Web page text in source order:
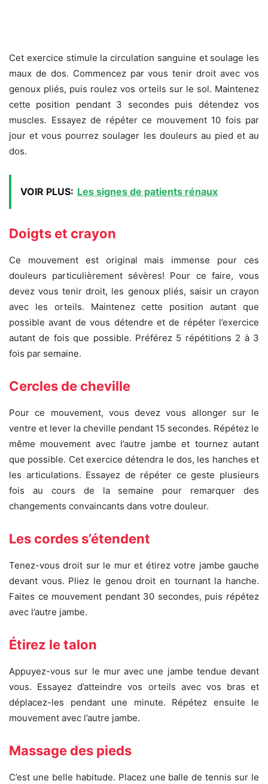
Cet exercice stimule la circulation sanguine et soulage les
maux de dos. Commencez par vous tenir droit avec vos
genoux pliés, puis roulez vos orteils sur le sol. Maintenez
cette position pendant 3 secondes puis détendez vos
muscles. Essayez de répéter ce mouvement 10 fois par
jour et vous pourrez soulager les douleurs au pied et au
dos.
VOIR PLUS: Les signes de patients rénaux
Doigts et crayon
Ce mouvement est original mais immense pour ces
douleurs particulièrement sévères! Pour ce faire, vous
devez vous tenir droit, les genoux pliés, saisir un crayon
avec les orteils. Maintenez cette position autant que
possible avant de vous détendre et de répéter l’exercice
autant de fois que possible. Préférez 5 répétitions 2 à 3
fois par semaine.
Cercles de cheville
Pour ce mouvement, vous devez vous allonger sur le
ventre et lever la cheville pendant 15 secondes. Répétez le
même mouvement avec l’autre jambe et tournez autant
que possible. Cet exercice détendra le dos, les hanches et
les articulations. Essayez de répéter ce geste plusieurs
fois au cours de la semaine pour remarquer des
changements convaincants dans votre douleur.
Les cordes s’étendent
Tenez-vous droit sur le mur et étirez votre jambe gauche
devant vous. Pliez le genou droit en tournant la hanche.
Faites ce mouvement pendant 30 secondes, puis répétez
avec l’autre jambe.
Étirez le talon
Appuyez-vous sur le mur avec une jambe tendue devant
vous. Essayez d’atteindre vos orteils avec vos bras et
déplacez-les pendant une minute. Répétez ensuite le
mouvement avec l’autre jambe.
Massage des pieds
C’est une belle habitude. Placez une balle de tennis sur le